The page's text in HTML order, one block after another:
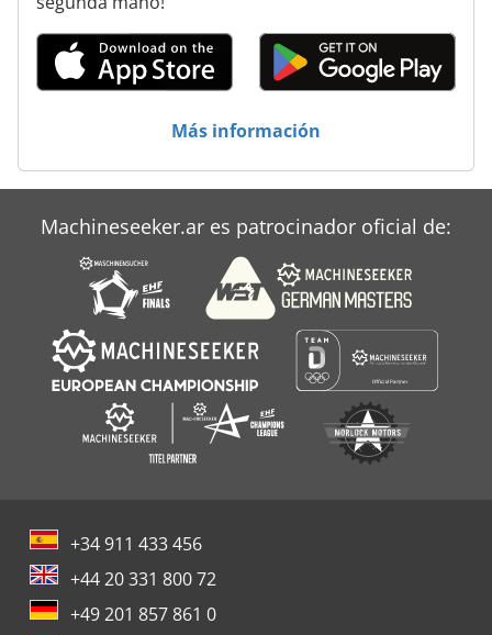
Alzmetall Ax3
Alzmetall Baz 15
Alzmetall Baz 35 Cnc
Alzstar 40
Más información
Machineseeker.ar es patrocinador oficial de:
+34 911 433 456
+44 20 331 800 72
+49 201 857 861 0